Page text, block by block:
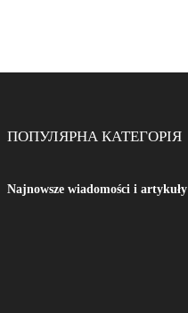
ПОПУЛЯРНА КАТЕГОРІЯ
Najnowsze wiadomości i artykuły